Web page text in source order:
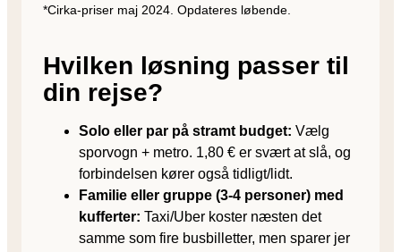
*Cirka-priser maj 2024. Opdateres løbende.
Hvilken løsning passer til
din rejse?
Solo eller par på stramt budget: Vælg
sporvogn + metro. 1,80 € er svært at slå, og
forbindelsen kører også tidligt/lidt.
Familie eller gruppe (3-4 personer) med
kufferter: Taxi/Uber koster næsten det
samme som fire busbilletter, men sparer jer